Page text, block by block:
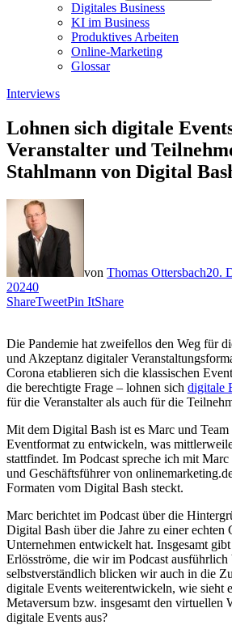
Digitales Business
KI im Business
Produktives Arbeiten
Online-Marketing
Glossar
Interviews
Lohnen sich digitale
Veranstalter und
Stahlmann von Digital
von Thomas Ottersbach20.
20240
ShareTweetPin ItShare
Die Pandemie hat zweifellos den Weg für
und Akzeptanz digitaler
Corona etablieren sich die klassischen
die berechtigte Frage – lohnen sich digitale
für die Veranstalter als auch für die
Mit dem Digital Bash ist es Marc und
Eventformat zu entwickeln, was
stattfindet. Im Podcast spreche ich mit
und Geschäftsführer von
Formaten vom Digital Bash steckt.
Marc berichtet im Podcast über die
Digital Bash über die Jahre zu einer echten
Unternehmen entwickelt hat. Insgesamt
Erlösströme, die wir im Podcast ausführlich
selbstverständlich blicken wir auch in die
digitale Events weiterentwickeln, wie sieht
Metaversum bzw. insgesamt den virtuellen
digitale Events aus?